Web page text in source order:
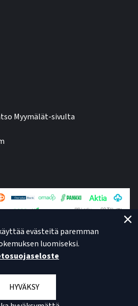
Myymälät-sivulta
evästeitä paremman
luomiseksi.
HYVÄKSY